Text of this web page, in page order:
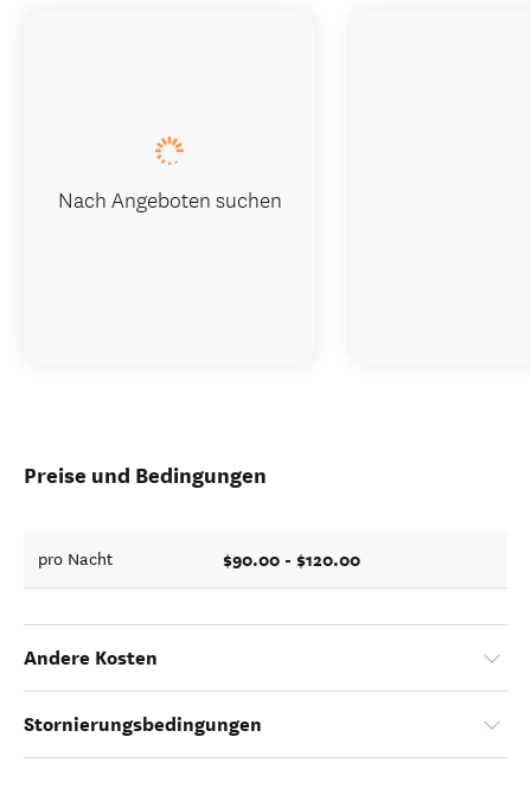
Preise und Bedingungen
pro Nacht $90.00 - $120.00
Andere Kosten
Stornierungsbedingungen
Nach Angeboten suchen